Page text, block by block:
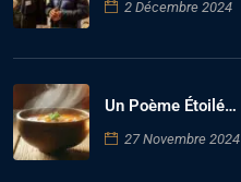
2 Décembre 2024
Un Poème Étoilé…
27 Novembre 2024